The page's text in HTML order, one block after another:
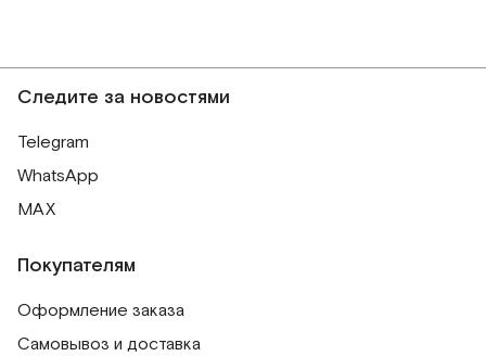
Следите за новостями
Telegram
WhatsApp
MAX
Покупателям
Оформление заказа
Самовывоз и доставка